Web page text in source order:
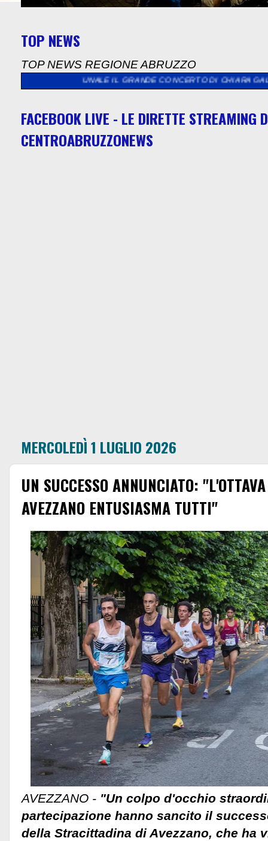
TOP NEWS
TOP NEWS REGIONE ABRUZZO
IL GRANDE CONCERTO DI CHIARA GALIAZZO. DE
FACEBOOK LIVE - LE DIRETTE STREAMING
CENTROABRUZZONEWS
MERCOLEDÌ 1 LUGLIO 2026
UN SUCCESSO ANNUNCIATO:
AVEZZANO ENTUSIASMA TUTTI"
AVEZZANO - "Un colpo d'occhio
partecipazione hanno sancito il
della Stracittadina di Avezzano, che ha